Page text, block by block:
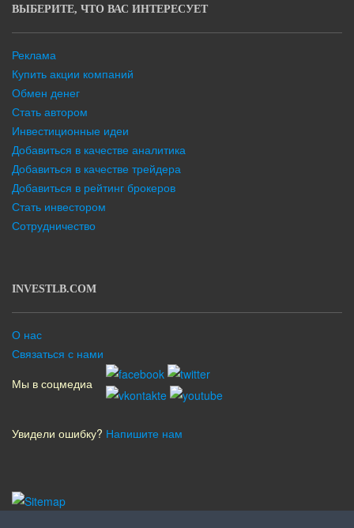
ВЫБЕРИТЕ, ЧТО ВАС ИНТЕРЕСУЕТ
Реклама
Купить акции компаний
Обмен денег
Стать автором
Инвестиционные идеи
Добавиться в качестве аналитика
Добавиться в качестве трейдера
Добавиться в рейтинг брокеров
Стать инвестором
Сотрудничество
INVESTLB.COM
О нас
Связаться с нами
Мы в соцмедиа
Увидели ошибку? Напишите нам